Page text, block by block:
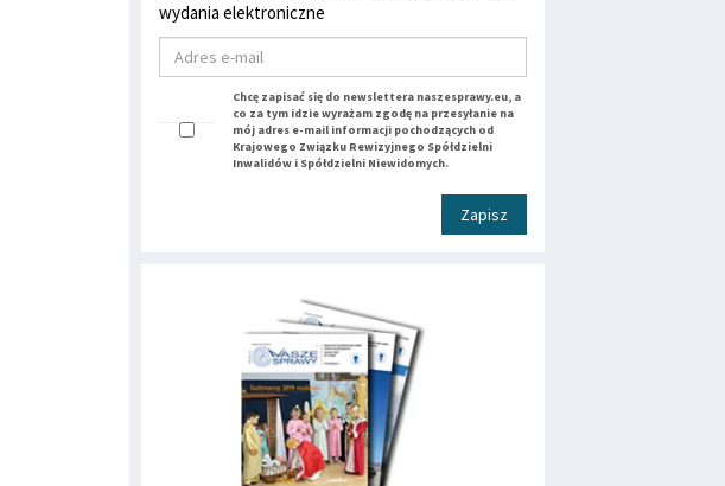
wydania elektroniczne
Chcę zapisać się do newslettera naszesprawy.eu, a
co za tym idzie wyrażam zgodę na przesyłanie na
mój adres e-mail informacji pochodzących od
Krajowego Związku Rewizyjnego Spółdzielni
Inwalidów i Spółdzielni Niewidomych.
Zapisz